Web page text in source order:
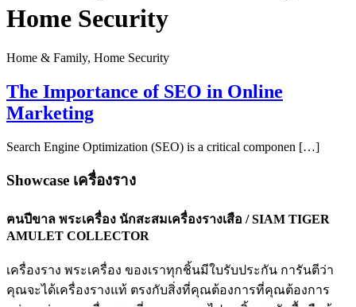
Home Security
Home & Family, Home Security
The Importance of SEO in Online
Marketing
Search Engine Optimization (SEO) is a critical componen […]
Showcase เครื่องราง
ฅนปีขาล พระเครื่อง นักสะสมเครื่องรางเสือ / SIAM TIGER
AMULET COLLECTOR
เครื่องราง พระเครื่อง ของเราทุกชิ้นมีใบรับประกัน การันตีว่า
คุณจะได้เครื่องรางแท้ ตรงกับสิ่งที่คุณต้องการที่คุณต้องการ